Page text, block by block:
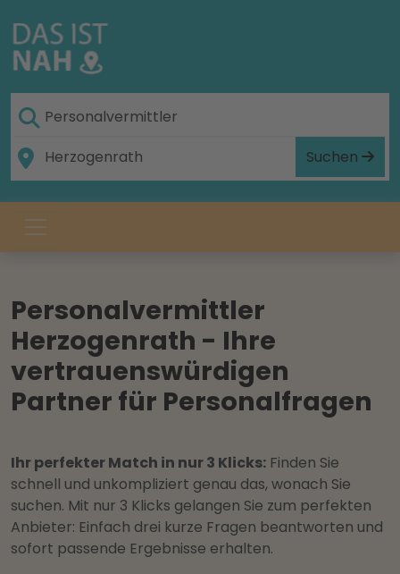
Suchen
Personalvermittler
Herzogenrath - Ihre
vertrauenswürdigen
Partner für Personalfragen
Ihr perfekter Match in nur 3 Klicks: Finden Sie
schnell und unkompliziert genau das, wonach Sie
suchen. Mit nur 3 Klicks gelangen Sie zum perfekten
Anbieter: Einfach drei kurze Fragen beantworten und
sofort passende Ergebnisse erhalten.